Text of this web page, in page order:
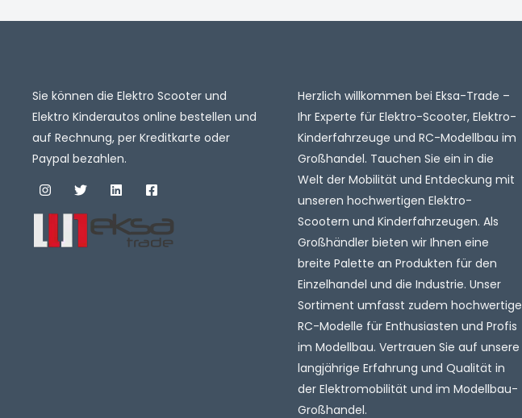
Sie können die Elektro Scooter und
Elektro Kinderautos online bestellen und
auf Rechnung, per Kreditkarte oder
Paypal bezahlen.
Herzlich willkommen bei Eksa-Trade –
Ihr Experte für Elektro-Scooter, Elektro-
Kinderfahrzeuge und RC-Modellbau im
Großhandel. Tauchen Sie ein in die
Welt der Mobilität und Entdeckung mit
unseren hochwertigen Elektro-
Scootern und Kinderfahrzeugen. Als
Großhändler bieten wir Ihnen eine
breite Palette an Produkten für den
Einzelhandel und die Industrie. Unser
Sortiment umfasst zudem hochwertige
RC-Modelle für Enthusiasten und Profis
im Modellbau. Vertrauen Sie auf unsere
langjährige Erfahrung und Qualität in
der Elektromobilität und im Modellbau-
Großhandel.